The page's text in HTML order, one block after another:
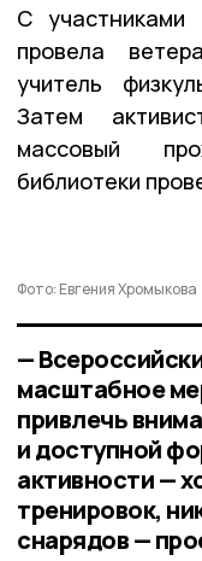
С
провела
учитель
Затем
массовый
библиотеки
Фото: Евгения Хромыкова
—
масштабное
привлечь
и доступной
активности —
тренировок,
снарядов —